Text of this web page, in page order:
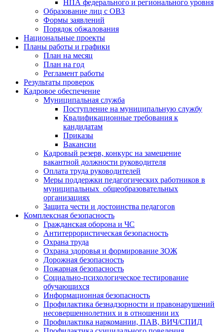
НПА федерального и регионального уровня
Образование лиц с ОВЗ
Формы заявлений
Порядок обжалования
Национальные проекты
Планы работы и графики
План на месяц
План на год
Регламент работы
Результаты проверок
Кадровое обеспечение
Муниципальная служба
Поступление на муниципальную службу
Квалификационные требования к
кандидатам
Приказы
Вакансии
Кадровый резерв, конкурс на замещение
вакантной должности руководителя
Оплата труда руководителей
Меры поддержки педагогических работников в
муниципальных общеобразовательных
организациях
Защита чести и достоинства педагогов
Комплексная безопасность
Гражданская оборона и ЧС
Антитеррористическая безопасность
Охрана труда
Охрана здоровья и формирование ЗОЖ
Дорожная безопасность
Пожарная безопасность
Социально-психологическое тестирование
обучающихся
Информационная безопасность
Профилактика безнадзорности и правонарушений
несовершеннолетних и в отношении их
Профилактика наркомании, ПАВ, ВИЧ/СПИД